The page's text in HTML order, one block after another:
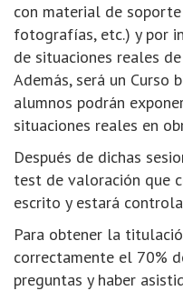
con material de
fotografías, etc.) y por
de situaciones reales
Además, será un Curso
alumnos podrán
situaciones reales en
Después de dichas
test de valoración que
escrito y estará
Para obtener la
correctamente el 70%
preguntas y haber